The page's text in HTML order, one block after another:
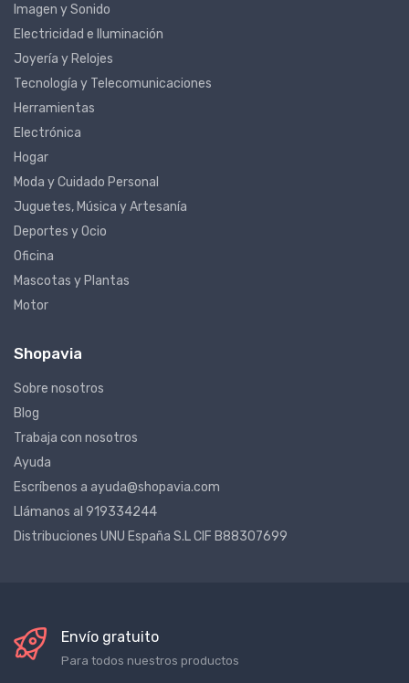
Imagen y Sonido
Electricidad e Iluminación
Joyería y Relojes
Tecnología y Telecomunicaciones
Herramientas
Electrónica
Hogar
Moda y Cuidado Personal
Juguetes, Música y Artesanía
Deportes y Ocio
Oficina
Mascotas y Plantas
Motor
Shopavia
Sobre nosotros
Blog
Trabaja con nosotros
Ayuda
Escríbenos a ayuda@shopavia.com
Llámanos al 919334244
Distribuciones UNU España S.L CIF B88307699
Envío gratuito
Para todos nuestros productos